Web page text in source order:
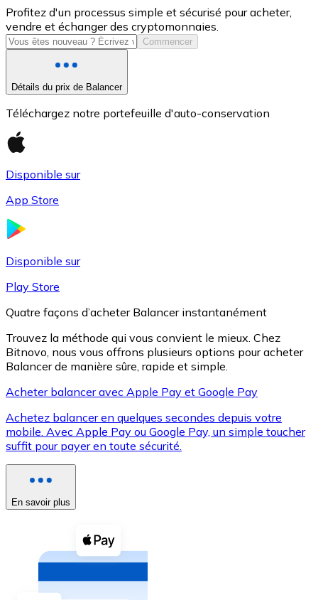
USD Coin
USDC
XRP
XRP
Voir toutes
Coupons crypto
Achetez des cryptomonnaies en espèces et d'autres
Acheter avec espèces
Profitez d'un processus simple et sécurisé pour acheter,
vendre et échanger des cryptomonnaies.
Commencer
Détails du prix de Balancer
Téléchargez notre portefeuille d'auto-conservation
Disponible sur
App Store
Disponible sur
Play Store
Quatre façons d’acheter Balancer instantanément
Trouvez la méthode qui vous convient le mieux. Chez
Bitnovo, nous vous offrons plusieurs options pour acheter
Balancer de manière sûre, rapide et simple.
Acheter balancer avec Apple Pay et Google Pay
Achetez balancer en quelques secondes depuis votre
mobile. Avec Apple Pay ou Google Pay, un simple toucher
suffit pour payer en toute sécurité.
En savoir plus